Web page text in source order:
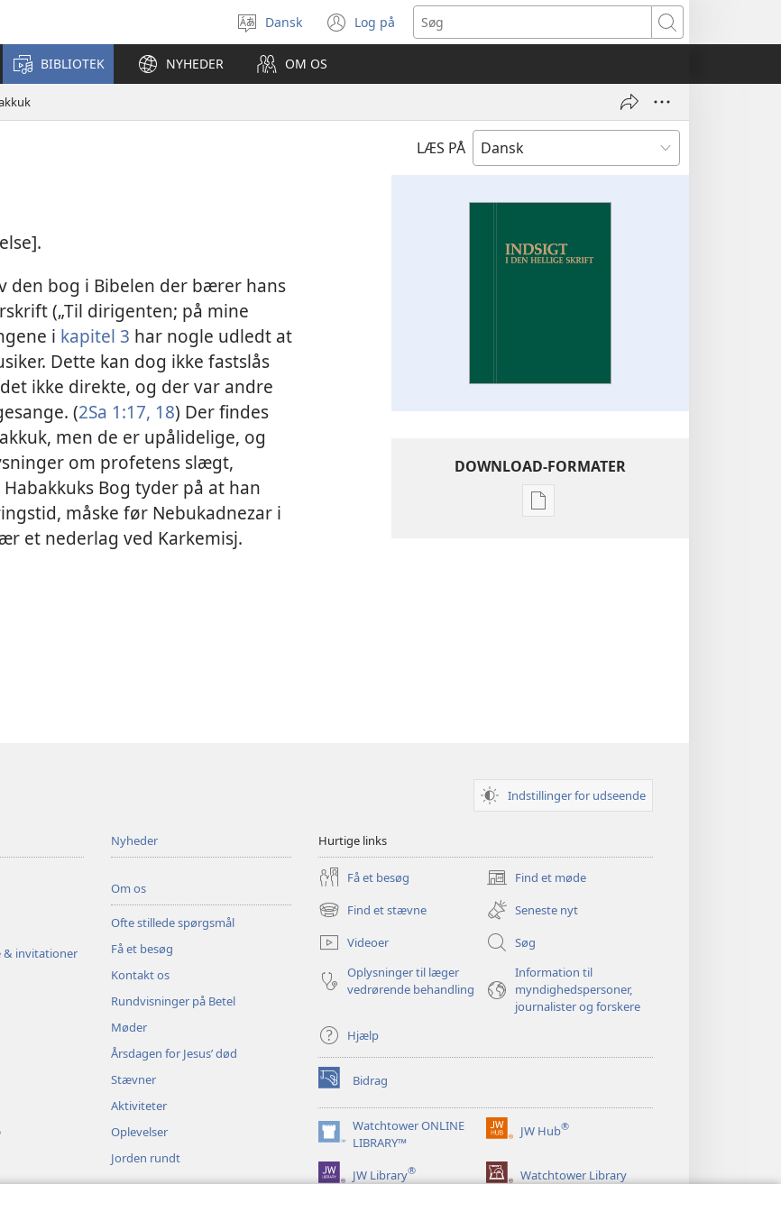
Vælg
sprog
Dansk Log på
(åbner
nyt
Søg
BIBLIOTEK NYHEDER OM OS
LÆS PÅ
den bog i Bibelen der bærer hans
(„Til dirigenten; på mine
i kapitel 3 har nogle udledt at
Dette kan dog ikke fastslås
ikke direkte, og der var andre
(2Sa 1:17, 18) Der findes
men de er upålidelige, og
om profetens slægt,
Bog tyder på at han
måske før Nebukadnezar i
et nederlag ved Karkemisj.
DOWNLOAD-FORMATER
Indstillinger
Indstillinger for udseende
& invitationer
Nyheder
Om os
Ofte stillede spørgsmål
Få et besøg
Kontakt os
Rundvisninger på Betel
Møder
Årsdagen for Jesus’ død
Stævner
Aktiviteter
Oplevelser
Jorden rundt
Hurtige links
Få et besøg Find et møde
(åbner
nyt
vindue)
Find et stævne
(åbner
nyt
vindue)
Seneste nyt
Videoer
Søg
Oplysninger til læger
vedrørende behandling
Information til
myndighedspersoner,
journalister og forskere
Hjælp
Bidrag
(åbner
nyt
vindue)Watchtower ONLINE
LIBRARY™
(åbner
nyt
vindue)
JW Hub®
(åbner
vindue)
JW Library® Watchtower Library